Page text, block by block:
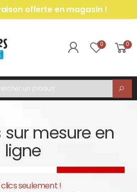
offerte en magasin !
0 0
menu
sur mesure en
ligne
clics seulement !